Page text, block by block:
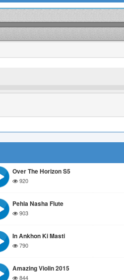
Over The Horizon S5
920
Pehla Nasha Flute
903
In Ankhon Ki Masti
790
Amazing Violin 2015
844